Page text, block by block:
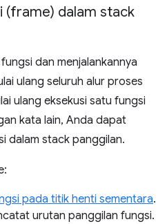
(frame) dalam stack
dan menjalankannya
ulang seluruh alur proses
ulang eksekusi satu fungsi
kata lain, Anda dapat
dalam stack panggilan.
pada titik henti sementara.
urutan panggilan fungsi.